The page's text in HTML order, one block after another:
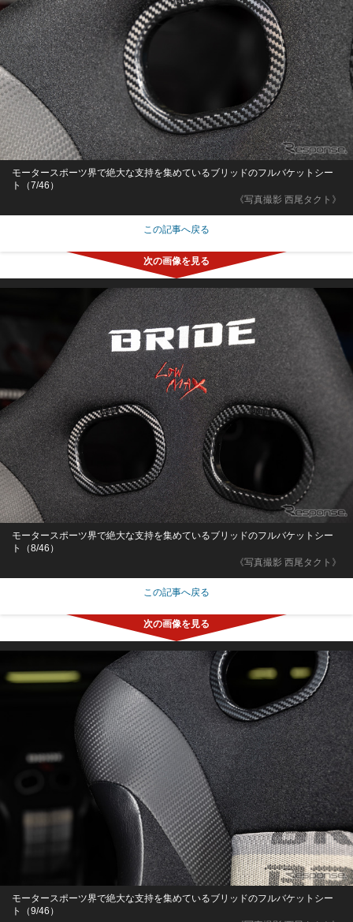
《写真撮影 西尾タクト》
モータースポーツ界で絶大な支持を集めているブリッドのフルバケットシー
ト（7/46）
この記事へ戻る
《写真撮影 西尾タクト》
モータースポーツ界で絶大な支持を集めているブリッドのフルバケットシー
ト（8/46）
この記事へ戻る
モータースポーツ界で絶大な支持を集めているブリッドのフルバケットシー
ト（9/46）